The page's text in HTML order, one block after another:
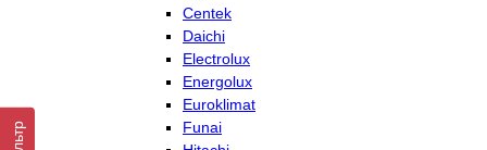
Centek
Daichi
Electrolux
Energolux
Euroklimat
Funai